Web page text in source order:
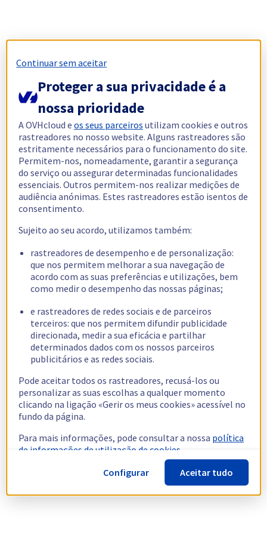
Continuar sem aceitar
Proteger a sua privacidade é a
nossa prioridade
A OVHcloud eos seus parceiros utilizam cookies e outros
rastreadores no nosso website. Alguns rastreadores são
estritamente necessários para o funcionamento do site.
Permitem-nos, nomeadamente, garantir a segurança
do serviço ou assegurar determinadas funcionalidades
essenciais. Outros permitem-nos realizar medições de
audiência anónimas. Estes rastreadores estão isentos de
consentimento.
Sujeito ao seu acordo, utilizamos também:
rastreadores de desempenho e de personalização:
que nos permitem melhorar a sua navegação de
acordo com as suas preferências e utilizações, bem
como medir o desempenho das nossas páginas;
e rastreadores de redes sociais e de parceiros
terceiros: que nos permitem difundir publicidade
direcionada, medir a sua eficácia e partilhar
determinados dados com os nossos parceiros
publicitários e as redes sociais.
Pode aceitar todos os rastreadores, recusá-los ou
personalizar as suas escolhas a qualquer momento
clicando na ligação «Gerir os meus cookies» acessível no
fundo da página.
Para mais informações, pode consultar a nossa política
de informações de utilização de cookies.
Configurar
Aceitar tudo